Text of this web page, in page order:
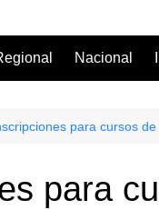
Nacional
para cursos
para